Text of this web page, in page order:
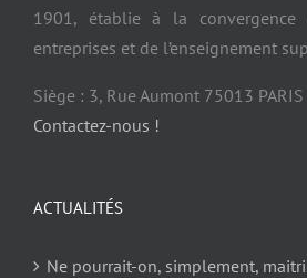
1901, établie à la convergence
entreprises et de l’enseignement
Siège : 3, Rue Aumont 75013 PARIS
Contactez-nous !
ACTUALITÉS
Ne pourrait-on, simplement,